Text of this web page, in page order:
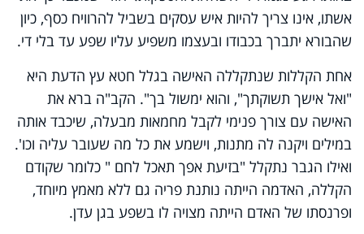
אשתו, אינו צריך להיות איש עסקים בשביל להרוויח כסף, כיון
שהבורא יתברך בכבודו ובעצמו משפיע עליו שפע עד בלי די.
אחת הקללות שנתקללה האישה בגלל חטא עץ הדעת היא
"ואל אישך תשוקתך", והוא ימשול בך". הקב"ה ברא את
האישה עם צורך פנימי לקבל מחמאות מבעלה, שיכבד אותה
במילים ויקנה לה מתנות, וישמע את כל מה שעובר עליה וכו'.
ואילו הגבר נתקלל "בזיעת אפך תאכל לחם " כלומר שקודם
הקללה, האדמה הייתה נותנת פריה גם ללא מאמץ מיוחד,
ופרנסתו של האדם הייתה מצויה לו בשפע בגן עדן.